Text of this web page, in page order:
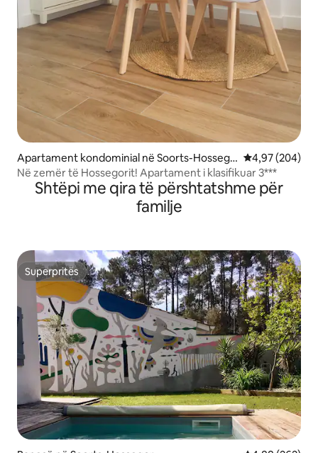
Apartament kondominial në Soorts-Hossego
r
Vlerësimi
4,97 (204)
Në zemër të Hossegorit! Apartament i klasifikuar 3***
Shtëpi me qira të përshtatshme për
familje
Superpritës
Superpritës